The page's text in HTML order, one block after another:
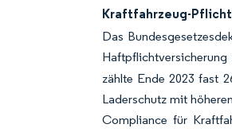
Kraftfahrzeug-
Das
zählte Ende 2023 fast
Laderschutz mit
Compliance für